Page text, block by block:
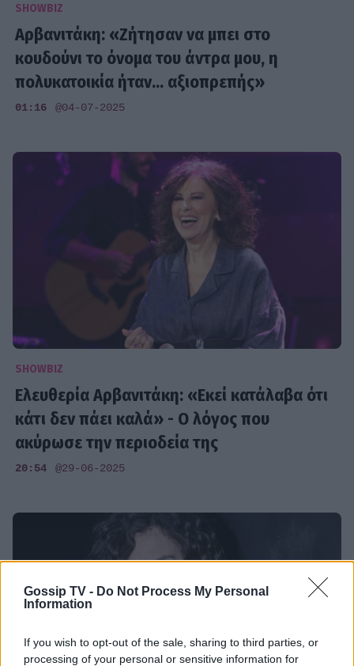
Gossip TV - Do Not Process My Personal
Information
If you wish to opt-out of the sale, sharing to third parties, or
processing of your personal or sensitive information for
SHOWBIZ
Αρβανιτάκη: «Ζήτησαν να μπει στο
κουδούνι το όνομα του άντρα μου, η
πολυκατοικία ήταν... αξιοπρεπής»
01:16 @04-07-2025
SHOWBIZ
Ελευθερία Αρβανιτάκη: «Εκεί κατάλαβα ότι
κάτι δεν πάει καλά» - O λόγος που
ακύρωσε την περιοδεία της
20:54 @29-06-2025